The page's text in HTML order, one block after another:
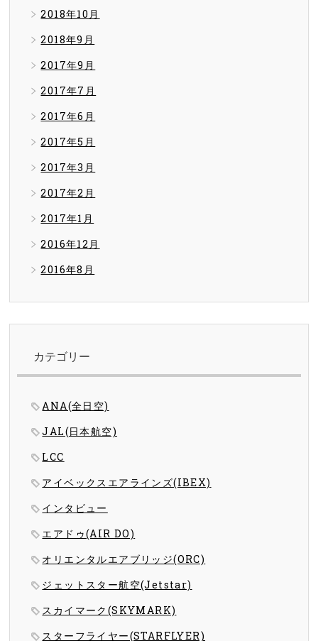
2018年10月
2018年9月
2017年9月
2017年7月
2017年6月
2017年5月
2017年3月
2017年2月
2017年1月
2016年12月
2016年8月
カテゴリー
ANA(全日空)
JAL(日本航空)
LCC
アイベックスエアラインズ(IBEX)
インタビュー
エアドゥ(AIR DO)
オリエンタルエアブリッジ(ORC)
ジェットスター航空(Jetstar)
スカイマーク(SKYMARK)
スターフライヤー(STARFLYER)